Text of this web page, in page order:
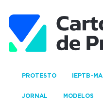
PROTESTO IEPTB-MA
JORNAL MODELOS